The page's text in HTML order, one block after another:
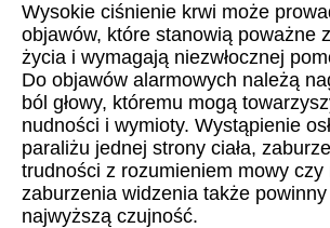
Wysokie ciśnienie krwi może
objawów, które stanowią poważne
życia i wymagają niezwłocznej
Do objawów alarmowych należą
ból głowy, któremu mogą
nudności i wymioty. Wystąpienie
paraliżu jednej strony ciała,
trudności z rozumieniem mowy czy
zaburzenia widzenia także
najwyższą czujność.